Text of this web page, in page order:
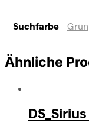
Suchfarbe Grün
Ähnliche